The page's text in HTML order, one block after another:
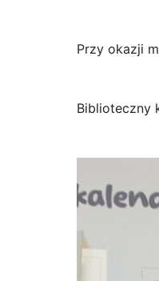
Przy okazji
Biblioteczny